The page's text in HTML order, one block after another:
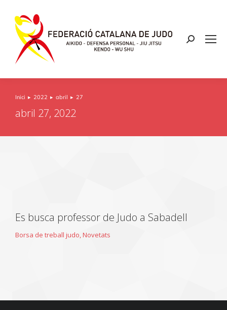
You are here:
Inici 2022 abril 27
abril 27, 2022
Es busca professor de Judo a Sabadell
Borsa de treball judo,Novetats